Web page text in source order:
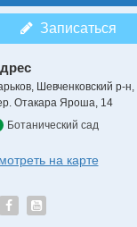
Записаться
Шевченковский р-н,
Отакара Яроша, 14
Ботанический сад
на карте